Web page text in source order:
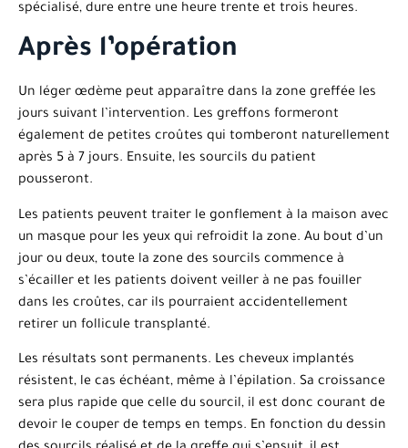
spécialisé, dure entre une heure trente et trois heures.
Après l’opération
Un léger œdème peut apparaître dans la zone greffée les
jours suivant l’intervention. Les greffons formeront
également de petites croûtes qui tomberont naturellement
après 5 à 7 jours. Ensuite, les sourcils du patient
pousseront.
Les patients peuvent traiter le gonflement à la maison avec
un masque pour les yeux qui refroidit la zone. Au bout d’un
jour ou deux, toute la zone des sourcils commence à
s’écailler et les patients doivent veiller à ne pas fouiller
dans les croûtes, car ils pourraient accidentellement
retirer un follicule transplanté.
Les résultats sont permanents. Les cheveux implantés
résistent, le cas échéant, même à l’épilation. Sa croissance
sera plus rapide que celle du sourcil, il est donc courant de
devoir le couper de temps en temps. En fonction du dessin